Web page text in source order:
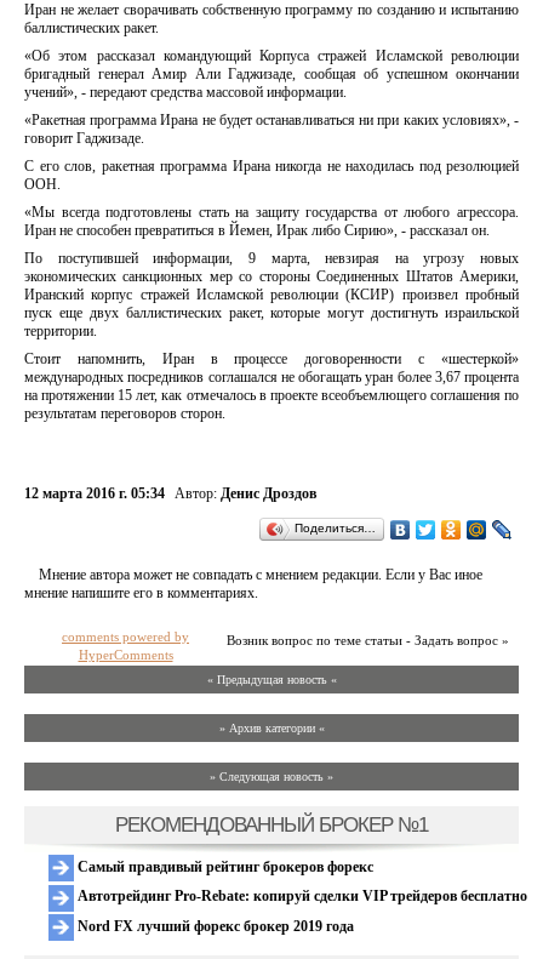
Иран не желает сворачивать собственную программу по созданию и испытанию
баллистических ракет.
«Об этом рассказал командующий Корпуса стражей Исламской революции
бригадный генерал Амир Али Гаджизаде, сообщая об успешном окончании
учений», - передают средства массовой информации.
«Ракетная программа Ирана не будет останавливаться ни при каких условиях», -
говорит Гаджизаде.
С его слов, ракетная программа Ирана никогда не находилась под резолюцией
ООН.
«Мы всегда подготовлены стать на защиту государства от любого агрессора.
Иран не способен превратиться в Йемен, Ирак либо Сирию», - рассказал он.
По поступившей информации, 9 марта, невзирая на угрозу новых
экономических санкционных мер со стороны Соединенных Штатов Америки,
Иранский корпус стражей Исламской революции (КСИР) произвел пробный
пуск еще двух баллистических ракет, которые могут достигнуть израильской
территории.
Стоит напомнить, Иран в процессе договоренности с «шестеркой»
международных посредников соглашался не обогащать уран более 3,67 процента
на протяжении 15 лет, как отмечалось в проекте всеобъемлющего соглашения по
результатам переговоров сторон.
12 марта 2016 г. 05:34 Автор: Денис Дроздов
Поделиться…
Мнение автора может не совпадать с мнением редакции. Если у Вас иное
мнение напишите его в комментариях.
Возник вопрос по теме статьи - Задать вопрос »
comments powered by
HyperComments
« Предыдущая новость «
» Архив категории «
» Следующая новость »
РЕКОМЕНДОВАННЫЙ БРОКЕР №1
Самый правдивый рейтинг брокеров форекс
Автотрейдинг Pro-Rebate: копируй сделки VIP трейдеров бесплатно
Nord FX лучший форекс брокер 2019 года